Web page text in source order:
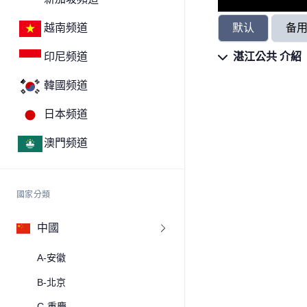
越南频道
印尼频道
韓國频道
日本频道
澳門频道
國家分類
中國
A-安徽
B-北京
默认 备用
湛江公共 介紹